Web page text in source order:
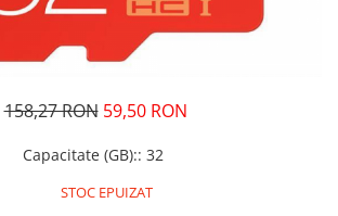
158,27 RON 59,50 RON
Capacitate (GB):: 32
STOC EPUIZAT